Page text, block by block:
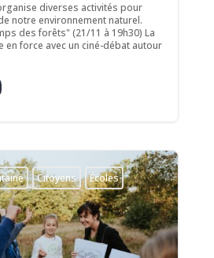
diverses activités pour
notre environnement naturel.
des forêts" (21/11 à 19h30) La
en force avec un ciné-débat autour
Citoyens Écoles